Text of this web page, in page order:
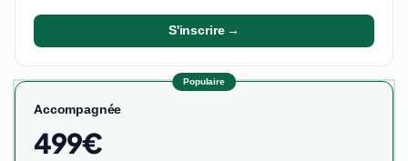
S'inscrire →
Populaire
Accompagnée
499€